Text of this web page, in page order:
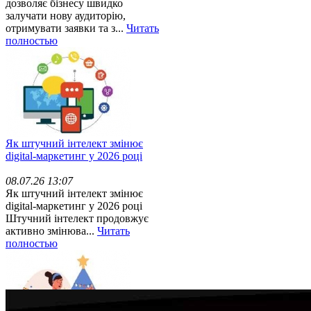
дозволяє бізнесу швидко
залучати нову аудиторію,
отримувати заявки та з... Читать
полностью
Як штучний інтелект змінює
digital-маркетинг у 2026 році
08.07.26 13:07
Як штучний інтелект змінює
digital-маркетинг у 2026 році
Штучний інтелект продовжує
активно змінюва... Читать
полностью